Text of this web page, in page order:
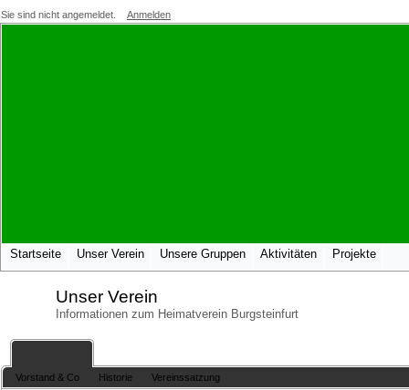
Sie sind nicht angemeldet. Anmelden
Startseite Unser Verein Unsere Gruppen Aktivitäten Projekte
Unser Verein
Informationen zum Heimatverein Burgsteinfurt
Vorstand & Co Historie Vereinssatzung